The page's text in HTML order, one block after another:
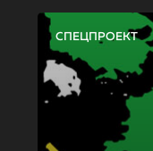
СПЕЦПРОЕКТ